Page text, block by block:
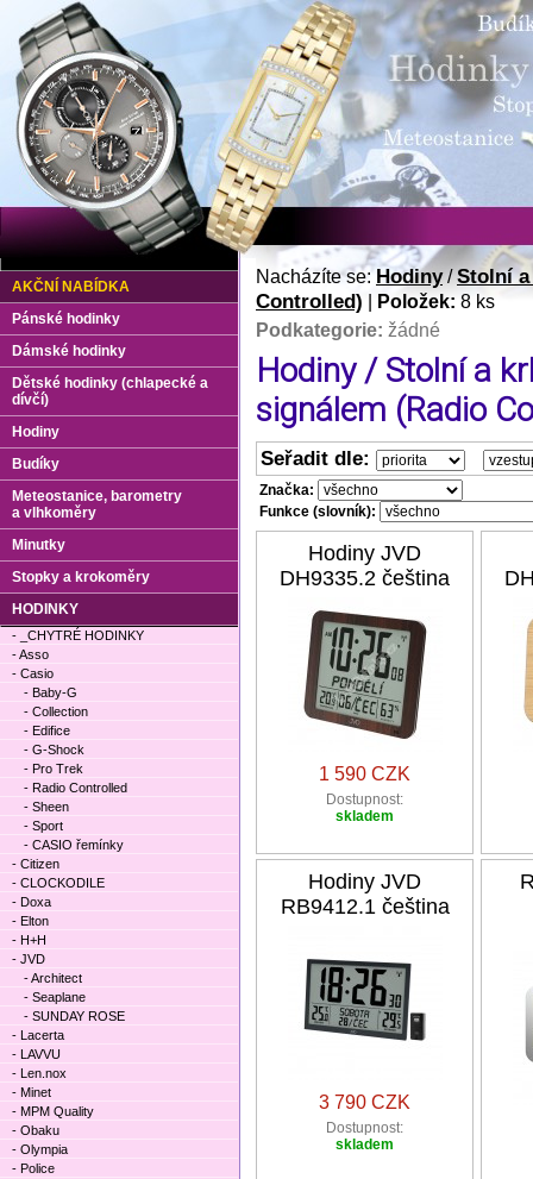
Nacházíte se:Hodiny/Stolní
Controlled)
Položek: 8 ks
Podkategorie: žádné
Hodiny / Stolní a
signálem (Radio
Seřadit dle:
Značka:
Funkce (slovník):
Hodiny JVD
DH9335.2 čeština
1 590 CZK
Dostupnost:
skladem
Hodiny JVD
RB9412.1 čeština
3 790 CZK
Dostupnost:
skladem
AKČNÍ NABÍDKA
Pánské hodinky
Dámské hodinky
Dětské hodinky (chlapecké a
dívčí)
Hodiny
Budíky
Meteostanice, barometry
a vlhkoměry
Minutky
Stopky a krokoměry
HODINKY
- _CHYTRÉ HODINKY
- Asso
- Casio
- Baby-G
- Collection
- Edifice
- G-Shock
- Pro Trek
- Radio Controlled
- Sheen
- Sport
- CASIO řemínky
- Citizen
- CLOCKODILE
- Doxa
- Elton
- H+H
- JVD
- Architect
- Seaplane
- SUNDAY ROSE
- Lacerta
- LAVVU
- Len.nox
- Minet
- MPM Quality
- Obaku
- Olympia
- Police